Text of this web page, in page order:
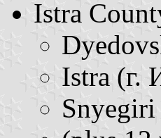
Istra
Istra (г.